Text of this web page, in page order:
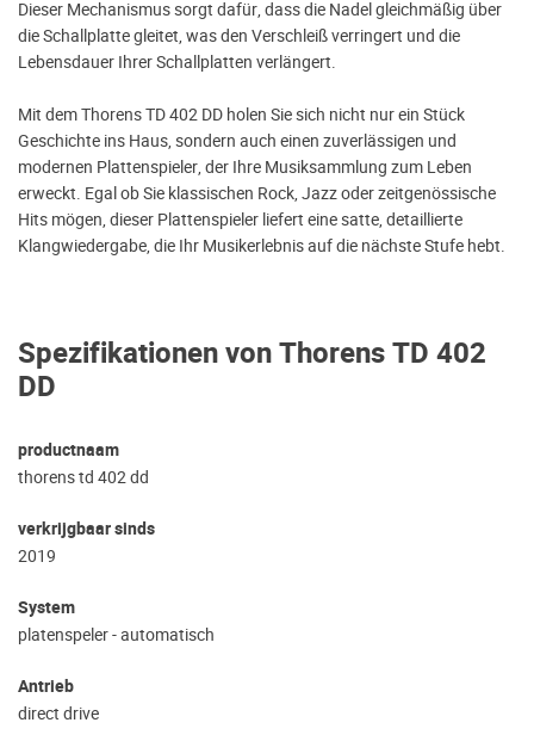
Spezifikationen von Thorens TD 402
DD
productnaam
thorens td 402 dd
verkrijgbaar sinds
2019
System
platenspeler - automatisch
Antrieb
direct drive
Dieser Mechanismus sorgt dafür, dass die Nadel gleichmäßig über
die Schallplatte gleitet, was den Verschleiß verringert und die
Lebensdauer Ihrer Schallplatten verlängert.
Mit dem Thorens TD 402 DD holen Sie sich nicht nur ein Stück
Geschichte ins Haus, sondern auch einen zuverlässigen und
modernen Plattenspieler, der Ihre Musiksammlung zum Leben
erweckt. Egal ob Sie klassischen Rock, Jazz oder zeitgenössische
Hits mögen, dieser Plattenspieler liefert eine satte, detaillierte
Klangwiedergabe, die Ihr Musikerlebnis auf die nächste Stufe hebt.